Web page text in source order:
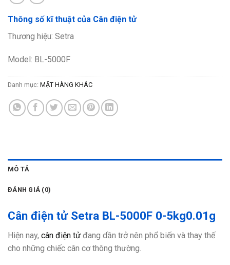
Thông số kĩ thuật của Cân điện tử
Thương hiệu: Setra
Model: BL-5000F
Danh mục: MẶT HÀNG KHÁC
MÔ TẢ
ĐÁNH GIÁ (0)
Cân điện tử Setra BL-5000F 0-5kg0.01g
Hiện nay, cân điện tử đang dần trở nên phổ biến và thay thế
cho những chiếc cân cơ thông thường.